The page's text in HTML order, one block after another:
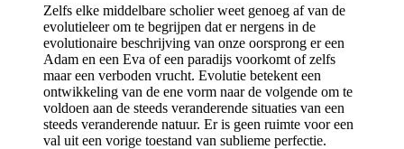
Zelfs elke middelbare scholier weet genoeg af van de
evolutieleer om te begrijpen dat er nergens in de
evolutionaire beschrijving van onze oorsprong er een
Adam en een Eva of een paradijs voorkomt of zelfs
maar een verboden vrucht. Evolutie betekent een
ontwikkeling van de ene vorm naar de volgende om te
voldoen aan de steeds veranderende situaties van een
steeds veranderende natuur. Er is geen ruimte voor een
val uit een vorige toestand van sublieme perfectie.